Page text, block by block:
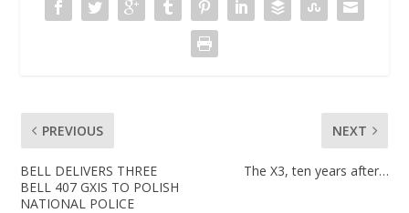
PREVIOUS
BELL DELIVERS THREE
BELL 407 GXIS TO POLISH
NATIONAL POLICE
NEXT
The X3, ten years after…